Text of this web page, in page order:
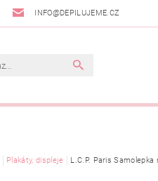
INFO@DEPILUJEME.CZ
Plakáty, displeje L.C.P. Paris Samolepka